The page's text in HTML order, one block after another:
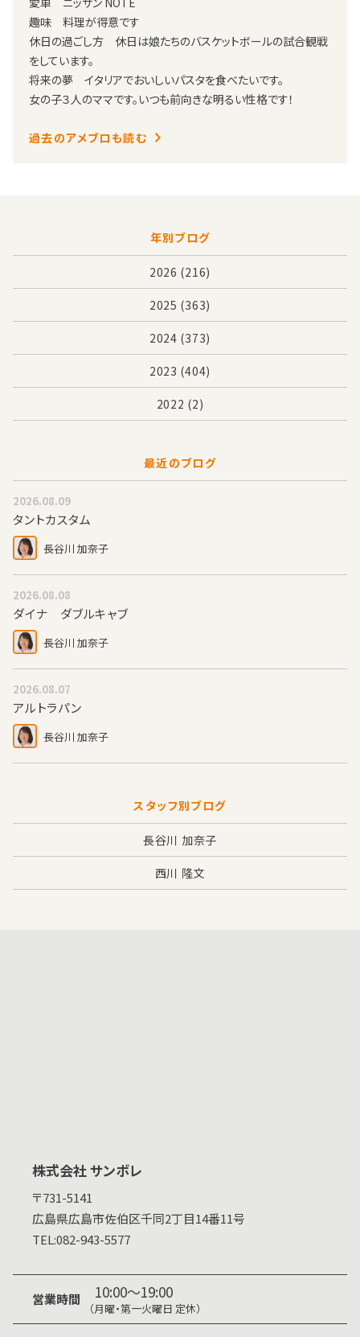
趣味 料理が得意です
休日の過ごし方 休日は娘たちのバスケットボールの試合観戦
をしています。
将来の夢 イタリアでおいしいパスタを食べたいです。
女の子３人のママです。いつも前向きな明るい性格です！
過去のアメブロも読む
年別ブログ
2026 (216)
2025 (363)
2024 (373)
2023 (404)
2022 (2)
最近のブログ
2026.08.09
タントカスタム
長谷川 加奈子
2026.08.08
ダイナ ダブルキャブ
長谷川 加奈子
2026.08.07
アルトラパン
長谷川 加奈子
スタッフ別ブログ
長谷川 加奈子
西川 隆文
株式会社 サンボレ
〒731-5141
広島県広島市佐伯区千同2丁目14番11号
TEL:082-943-5577
営業時間 10:00～19:00
（月曜・第一火曜日 定休）